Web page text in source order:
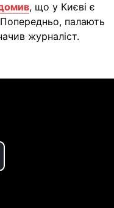
, що у Києві є
палають
журналіст.